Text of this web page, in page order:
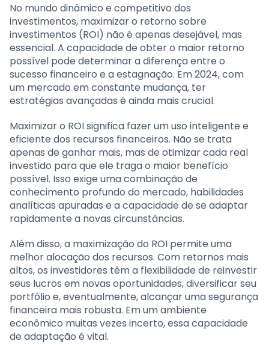
No mundo dinâmico e competitivo dos
investimentos, maximizar o retorno sobre
investimentos (ROI) não é apenas desejável, mas
essencial. A capacidade de obter o maior retorno
possível pode determinar a diferença entre o
sucesso financeiro e a estagnação. Em 2024, com
um mercado em constante mudança, ter
estratégias avançadas é ainda mais crucial.
Maximizar o ROI significa fazer um uso inteligente e
eficiente dos recursos financeiros. Não se trata
apenas de ganhar mais, mas de otimizar cada real
investido para que ele traga o maior benefício
possível. Isso exige uma combinação de
conhecimento profundo do mercado, habilidades
analíticas apuradas e a capacidade de se adaptar
rapidamente a novas circunstâncias.
Além disso, a maximização do ROI permite uma
melhor alocação dos recursos. Com retornos mais
altos, os investidores têm a flexibilidade de reinvestir
seus lucros em novas oportunidades, diversificar seu
portfólio e, eventualmente, alcançar uma segurança
financeira mais robusta. Em um ambiente
econômico muitas vezes incerto, essa capacidade
de adaptação é vital.